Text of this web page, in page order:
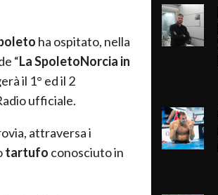
ha ospitato, nella
“La SpoletoNorcia in
il 1° ed il 2
ufficiale.
attraversa i
tartufo conosciuto in